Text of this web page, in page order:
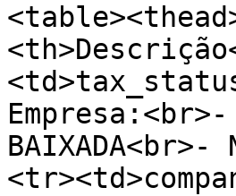
Empresa:<br>-
BAIXADA<br>-